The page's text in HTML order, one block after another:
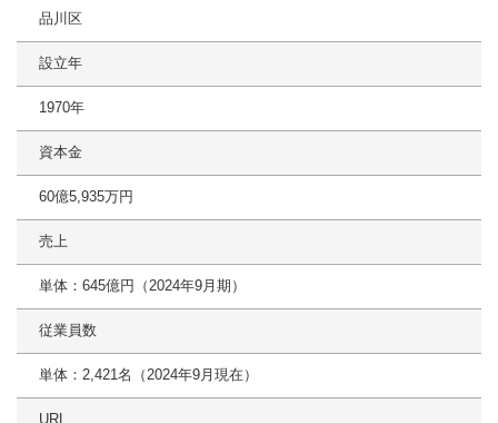
品川区
設立年
1970年
資本金
60億5,935万円
売上
単体：645億円（2024年9月期）
従業員数
単体：2,421名（2024年9月現在）
URL